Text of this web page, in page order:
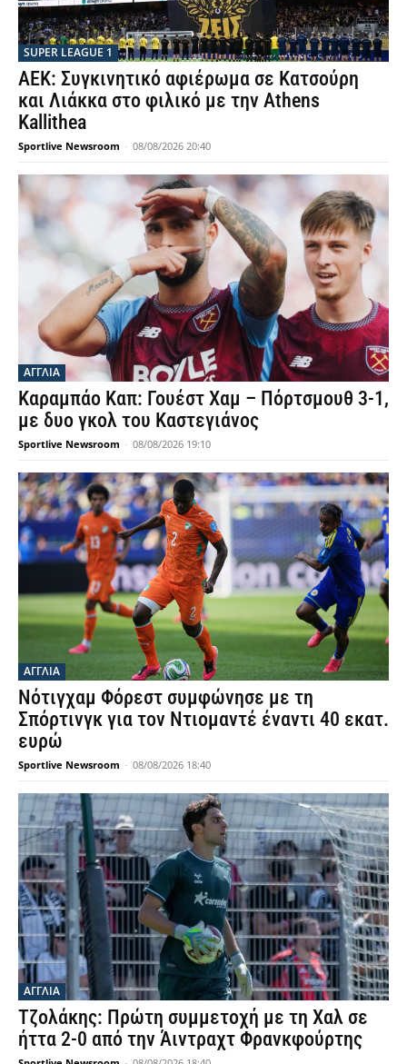
SUPER LEAGUE 1
ΑΕΚ: Συγκινητικό αφιέρωμα σε Κατσούρη
και Λιάκκα στο φιλικό με την Athens
Kallithea
Sportlive Newsroom - 08/08/2026 20:40
ΑΓΓΛΙΑ
Καραμπάο Καπ: Γουέστ Χαμ – Πόρτσμουθ 3-1,
με δυο γκολ του Καστεγιάνος
Sportlive Newsroom - 08/08/2026 19:10
ΑΓΓΛΙΑ
Νότιγχαμ Φόρεστ συμφώνησε με τη
Σπόρτινγκ για τον Ντιομαντέ έναντι 40 εκατ.
ευρώ
Sportlive Newsroom - 08/08/2026 18:40
ΑΓΓΛΙΑ
Τζολάκης: Πρώτη συμμετοχή με τη Χαλ σε
ήττα 2-0 από την Άιντραχτ Φρανκφούρτης